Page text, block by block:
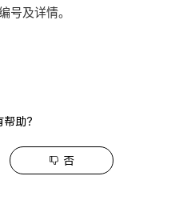
号及详情。
助？
否